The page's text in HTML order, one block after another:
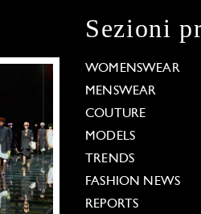
Sezioni
WOMENSWEAR
MENSWEAR
COUTURE
MODELS
TRENDS
FASHION NEWS
REPORTS